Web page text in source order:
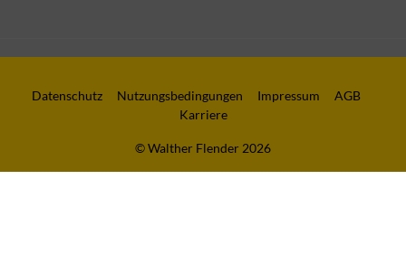
© Walther Flender 2026
Datenschutz Nutzungsbedingungen Impressum
AGB
Karriere